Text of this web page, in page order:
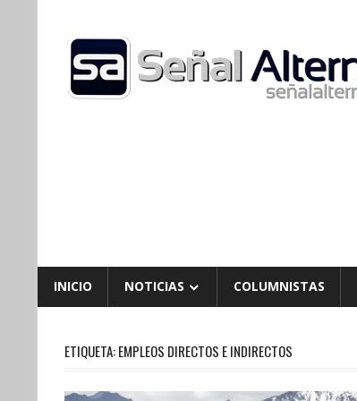
content
INICIO NOTICIAS COLUMNISTAS
ETIQUETA:EMPLEOS DIRECTOS E INDIRECTOS